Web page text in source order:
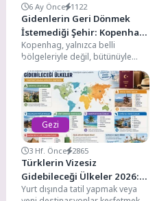
6 Ay Önce 1122
Gidenlerin Geri Dönmek
İstemediği Şehir: Kopenhag
Gezi Rehberi
Kopenhag, yalnızca belli
bölgeleriyle değil, bütünüyle
güzel olmayı başaran nadir
şehirlerden biri. Merkezden
uzaklaştıkça cazibesini...
Gezi
3 Hf. Önce 2865
Türklerin Vizesiz
Gidebileceği Ülkeler 2026:
Pasaportsuz ve Vizesiz
Yurt dışında tatil yapmak veya